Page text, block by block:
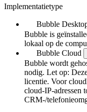
Implementatietype
Bubble
Bubble is
lokaal op de
Bubble Cloud
Bubble wordt
nodig. Let op:
licentie. Voor
cloud-IP-adressen
CRM-/